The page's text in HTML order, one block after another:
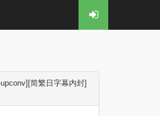
简繁日字幕内封]